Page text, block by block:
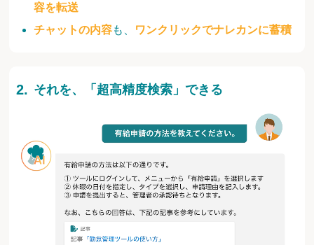
容を転送
チャットの内容も、 ワンクリックでナレカンに蓄積
それを、「超高精度検索」できる